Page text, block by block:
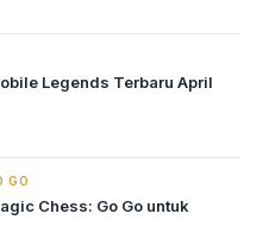
Legends Terbaru April
GO
Chess: Go Go untuk